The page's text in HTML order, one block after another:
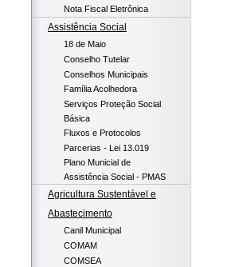
Nota Fiscal Eletrônica
Assistência Social
18 de Maio
Conselho Tutelar
Conselhos Municipais
Família Acolhedora
Serviços Proteção Social
Básica
Fluxos e Protocolos
Parcerias - Lei 13.019
Plano Municial de
Assistência Social - PMAS
Agricultura Sustentável e
Abastecimento
Canil Municipal
COMAM
COMSEA